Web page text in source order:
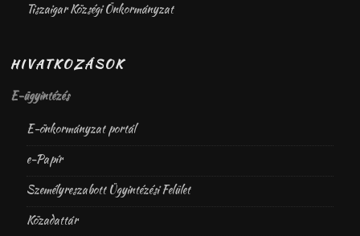
Tiszaigar Községi Önkormányzat
HIVATKOZÁSOK
E-ügyintézés
E-önkormányzat portál
e-Papír
Személyreszabott Ügyintézési Felület
Közadattár